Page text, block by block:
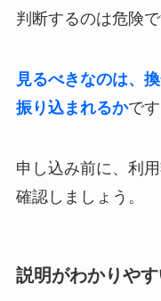
判断するのは危険で
見るべきなのは、
振り込まれるかです
申し込み前に、利
確認しましょう。
説明がわかりや